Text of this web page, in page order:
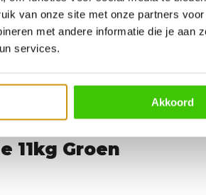
van onze site met onze partners
met andere informatie die je aan
services.
Akkoord
11kg Groen